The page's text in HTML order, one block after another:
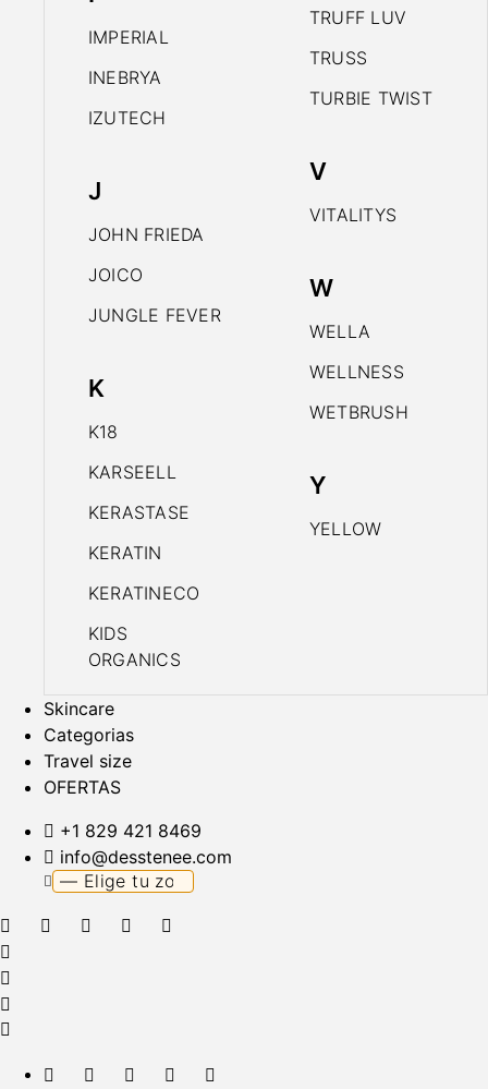
IMPERIAL
INEBRYA
IZUTECH
J
JOHN FRIEDA
JOICO
JUNGLE FEVER
K
K18
KARSEELL
KERASTASE
KERATIN
KERATINECO
KIDS
ORGANICS
TRUFF LUV
TRUSS
TURBIE TWIST
V
VITALITYS
W
WELLA
WELLNESS
WETBRUSH
Y
YELLOW
Skincare
Categorias
Travel size
OFERTAS
+1 829 421 8469
info@desstenee.com